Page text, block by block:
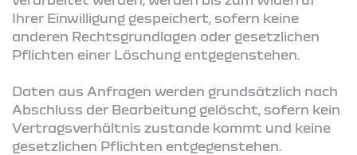
Ihrer Einwilligung gespeichert, sofern keine
anderen Rechtsgrundlagen oder gesetzlichen
Pflichten einer Löschung entgegenstehen.
Daten aus Anfragen werden grundsätzlich nach
Abschluss der Bearbeitung gelöscht, sofern kein
Vertragsverhältnis zustande kommt und keine
gesetzlichen Pflichten entgegenstehen.